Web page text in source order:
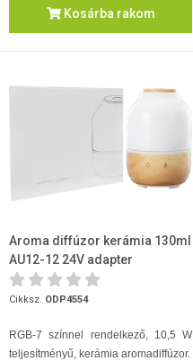
Kosárba rakom
Aroma diffúzor kerámia 130ml
AU12-12 24V adapter
Cikksz. ODP4554
RGB-7 színnel rendelkező, 10,5 W
teljesítményű, kerámia aromadiffúzor.